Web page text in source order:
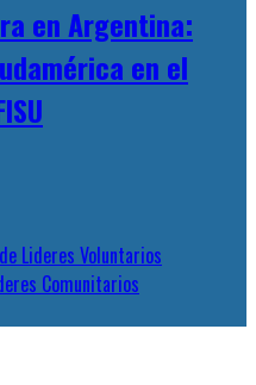
en Argentina:
en el
Lideres Voluntarios
Comunitarios